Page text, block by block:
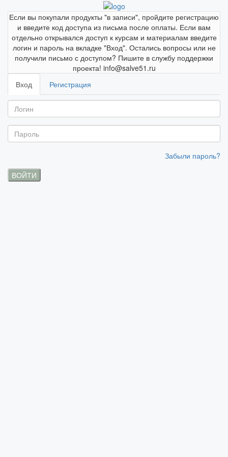
Если вы покупали продукты "в записи", пройдите регистрацию
и введите код доступа из письма после оплаты. Если вам
отдельно открывался доступ к курсам и материалам введите
логин и пароль на вкладке "Вход". Остались вопросы или не
получили письмо с доступом? Пишите в службу поддержки
проекта! info@salve51.ru
Вход
Регистрация
Забыли пароль?
ВОЙТИ